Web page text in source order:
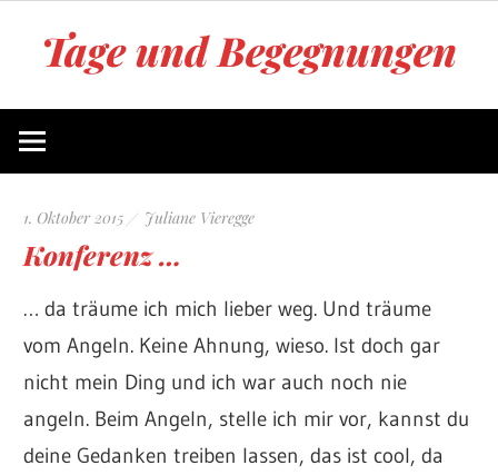
Tage und Begegnungen
von
1. Oktober 2015 Juliane Vieregge
Konferenz …
… da träume ich mich lieber weg. Und träume
vom Angeln. Keine Ahnung, wieso. Ist doch gar
nicht mein Ding und ich war auch noch nie
angeln. Beim Angeln, stelle ich mir vor, kannst du
deine Gedanken treiben lassen, das ist cool, da